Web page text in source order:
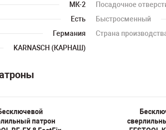
МК-2 Посадочное
Есть Быстросменный
Германия Страна
KARNASCH (КАРНАШ)
патрон